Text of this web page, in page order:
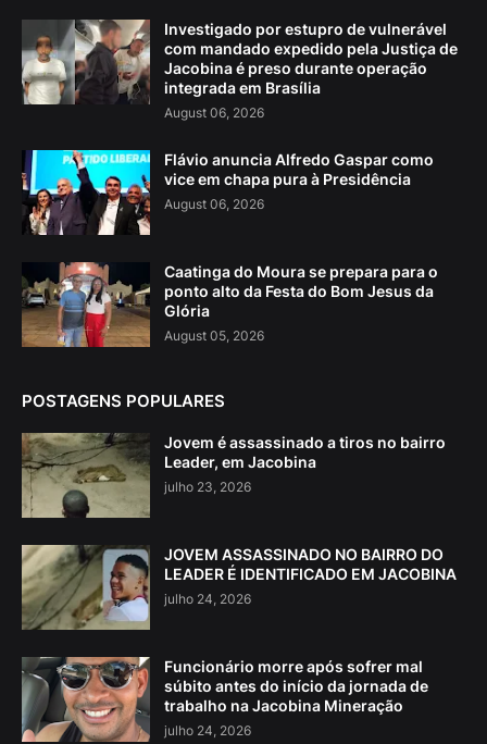
Investigado por estupro de vulnerável
com mandado expedido pela Justiça de
Jacobina é preso durante operação
integrada em Brasília
August 06, 2026
Flávio anuncia Alfredo Gaspar como
vice em chapa pura à Presidência
August 06, 2026
Caatinga do Moura se prepara para o
ponto alto da Festa do Bom Jesus da
Glória
August 05, 2026
POSTAGENS POPULARES
Jovem é assassinado a tiros no bairro
Leader, em Jacobina
julho 23, 2026
JOVEM ASSASSINADO NO BAIRRO DO
LEADER É IDENTIFICADO EM JACOBINA
julho 24, 2026
Funcionário morre após sofrer mal
súbito antes do início da jornada de
trabalho na Jacobina Mineração
julho 24, 2026